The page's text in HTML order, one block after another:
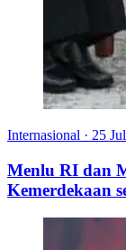
Internasional · 25
Menlu RI dan
Kemerdekaan